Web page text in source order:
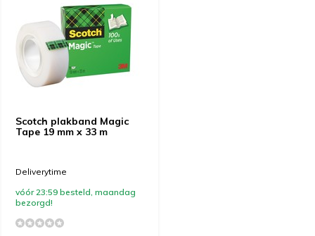
Scotch plakband Magic
Tape 19 mm x 33 m
Deliverytime
vóór 23:59 besteld, maandag
bezorgd!